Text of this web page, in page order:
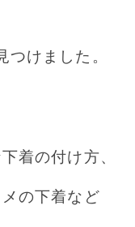
つけました。
着の付け方、
の下着など